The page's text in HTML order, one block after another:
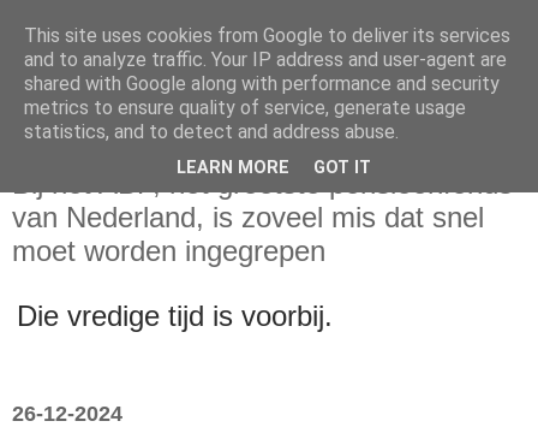
donderdag 26 december 2024
Bij het ABP, het grootste pensioenfonds
van Nederland, is zoveel mis dat snel
moet worden ingegrepen
Die vredige tijd is voorbij.
26-12-2024
This site uses cookies from Google to deliver its services
and to analyze traffic. Your IP address and user-agent are
shared with Google along with performance and security
metrics to ensure quality of service, generate usage
statistics, and to detect and address abuse.
LEARN MORE GOT IT